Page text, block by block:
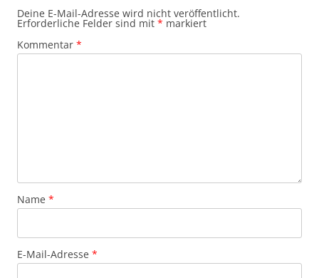
Deine E-Mail-Adresse wird nicht veröffentlicht.
Erforderliche Felder sind mit * markiert
Kommentar *
Name *
E-Mail-Adresse *